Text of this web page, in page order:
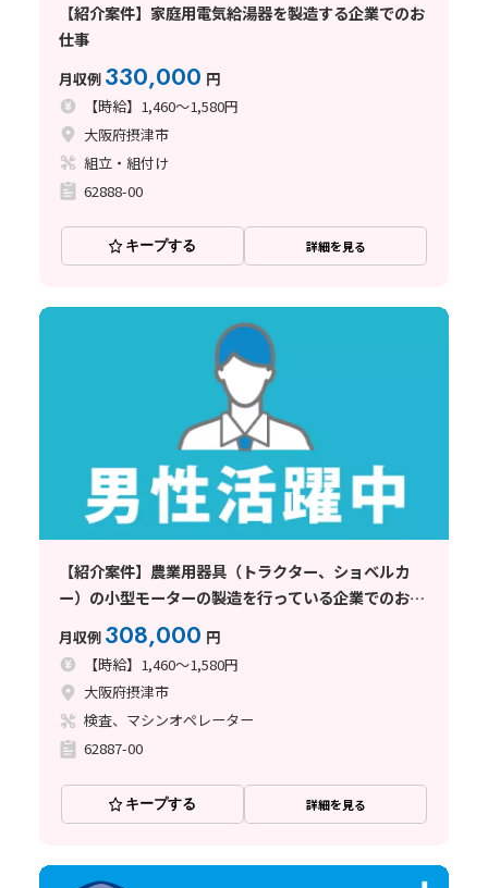
【紹介案件】家庭用電気給湯器を製造する企業でのお
仕事
月収例 330,000 円
【時給】1,460～1,580円
大阪府摂津市
組立・組付け
62888-00
キープする 詳細を見る
【紹介案件】農業用器具（トラクター、ショベルカ
ー）の小型モーターの製造を行っている企業でのお仕
月収例 308,000 円
【時給】1,460～1,580円
大阪府摂津市
検査、マシンオペレーター
62887-00
キープする 詳細を見る